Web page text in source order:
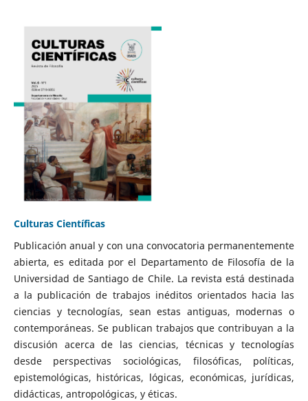
Culturas Científicas
Publicación anual y con una convocatoria permanentemente
abierta, es editada por el Departamento de Filosofía de la
Universidad de Santiago de Chile. La revista está destinada
a la publicación de trabajos inéditos orientados hacia las
ciencias y tecnologías, sean estas antiguas, modernas o
contemporáneas. Se publican trabajos que contribuyan a la
discusión acerca de las ciencias, técnicas y tecnologías
desde perspectivas sociológicas, filosóficas, políticas,
epistemológicas, históricas, lógicas, económicas, jurídicas,
didácticas, antropológicas, y éticas.